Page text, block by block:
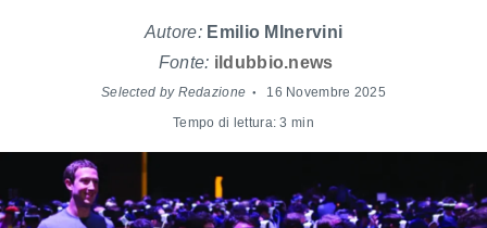
Autore: Emilio MInervini
Fonte: ildubbio.news
Selected by Redazione 16 Novembre 2025
Tempo di lettura: 3 min